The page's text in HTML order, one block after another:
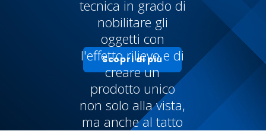
Scopri di più
tecnica in grado di
nobilitare gli
oggetti con
l'effetto rilievo e di
creare un
prodotto unico
non solo alla vista,
ma anche al tatto